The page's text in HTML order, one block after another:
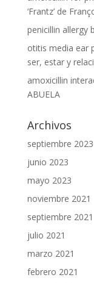
‘Frantz’ de
penicillin allergy
otitis media ear
ser, estar y
amoxicillin
ABUELA
Archivos
septiembre 2023
junio 2023
mayo 2023
noviembre 2021
septiembre 2021
julio 2021
marzo 2021
febrero 2021